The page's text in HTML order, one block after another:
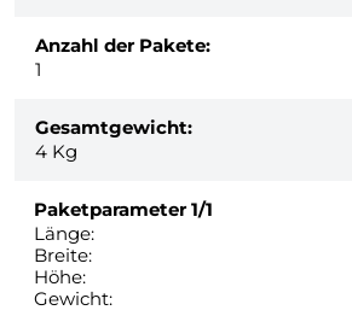
Anzahl der Pakete:
1
Gesamtgewicht:
4 Kg
Paketparameter1/1
Länge:
Breite:
Höhe:
Gewicht: